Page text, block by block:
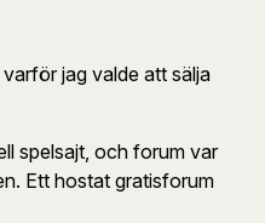
jag valde att sälja
spelsajt, och forum var
Ett hostat gratisforum